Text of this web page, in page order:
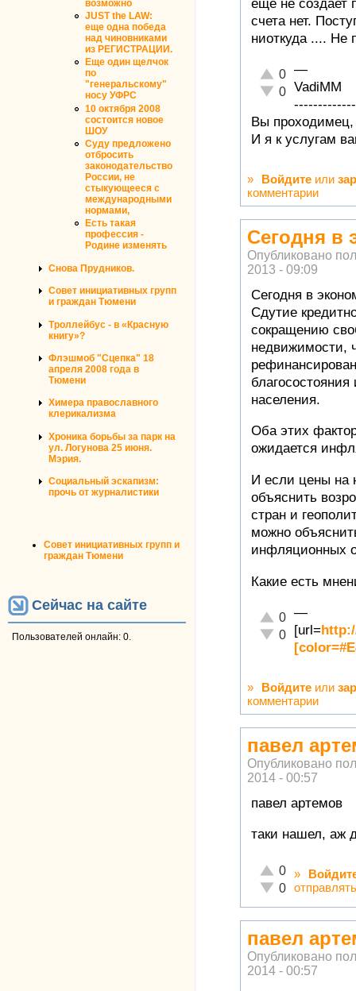
возможно
JUST the LAW:
еще одна победа
над чиновниками
из РЕГИСТРАЦИИ.
Еще один щелчок
по
"генеральскому"
носу УФРС
10 октября 2008
состоится новое
ШОУ
Суду предложено
отбросить
законодательство
России, не
стыкующееся с
международными
нормами,
Есть такая
профессия -
Родине изменять
Снова Прудников.
Совет инициативных групп
и граждан Тюмени
Троллейбус - в «Красную
книгу»?
Флэшмоб "Сцепка" 18
апреля 2008 года в
Тюмени
Химера православного
клерикализма
Хроника борьбы за парк на
ул. Логунова 25 июня.
Мэрия.
Социальный эскапизм:
прочь от журналистики
Совет инициативных групп и
граждан Тюмени
Сейчас на сайте
Пользователей онлайн: 0.
еще не создает
счета нет.
ниоткуда .... Не
Отлично!
0
Неадекватно!
0
—
VadiMM
Вы
И я к услугам
» Войдите или
комментарии
Сегодня в
Опубликовано
2013 - 09:09
Сегодня в
Сдутие
сокращению
недвижимости,
населения.
Оба этих
ожидается
И если цены на
объяснить
стран и
можно
инфляционных
Какие есть
Отлично!
0
Неадекватно!
0
—
[url=
» Войдите или
комментарии
павел
Опубликовано
2014 - 00:57
павел артемов
таки нашел, аж
Отлично!
0
Неадекватно!
0
»
павел
Опубликовано
2014 - 00:57